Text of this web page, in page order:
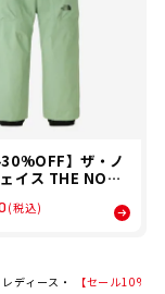
30%OFF】ザ・ノ
イス THE NORT
ウェア パンツ レ
ス 25-26
(税込)
レディース 【セール